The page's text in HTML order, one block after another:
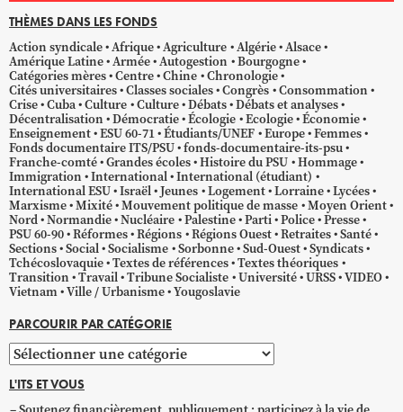
THÈMES DANS LES FONDS
Action syndicale Afrique Agriculture Algérie Alsace
Amérique Latine Armée Autogestion
Bourgogne
Catégories mères Centre Chine Chronologie
Cités universitaires Classes sociales Congrès Consommation
Crise Cuba Culture Culture Débats Débats et analyses
Décentralisation Démocratie Écologie Ecologie Économie
Enseignement ESU 60-71 Étudiants/UNEF Europe Femmes
Fonds documentaire ITS/PSU fonds-documentaire-its-psu
Franche-comté Grandes écoles Histoire du PSU Hommage
Immigration International International (étudiant)
International ESU Israël Jeunes Logement Lorraine Lycées
Marxisme Mixité Mouvement politique de masse Moyen Orient
Nord Normandie Nucléaire Palestine Parti Police Presse
PSU 60-90 Réformes Régions Régions Ouest Retraites Santé
Sections Social Socialisme Sorbonne Sud-Ouest Syndicats
Tchécoslovaquie Textes de références Textes théoriques
Transition Travail Tribune Socialiste Université URSS VIDEO
Vietnam Ville / Urbanisme Yougoslavie
PARCOURIR PAR CATÉGORIE
Parcourir
par
catégorie
L'ITS ET VOUS